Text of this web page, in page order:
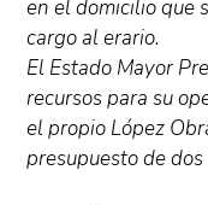
en el domicilio que
cargo al erario.
El Estado Mayor
recursos para su
el propio López
presupuesto de